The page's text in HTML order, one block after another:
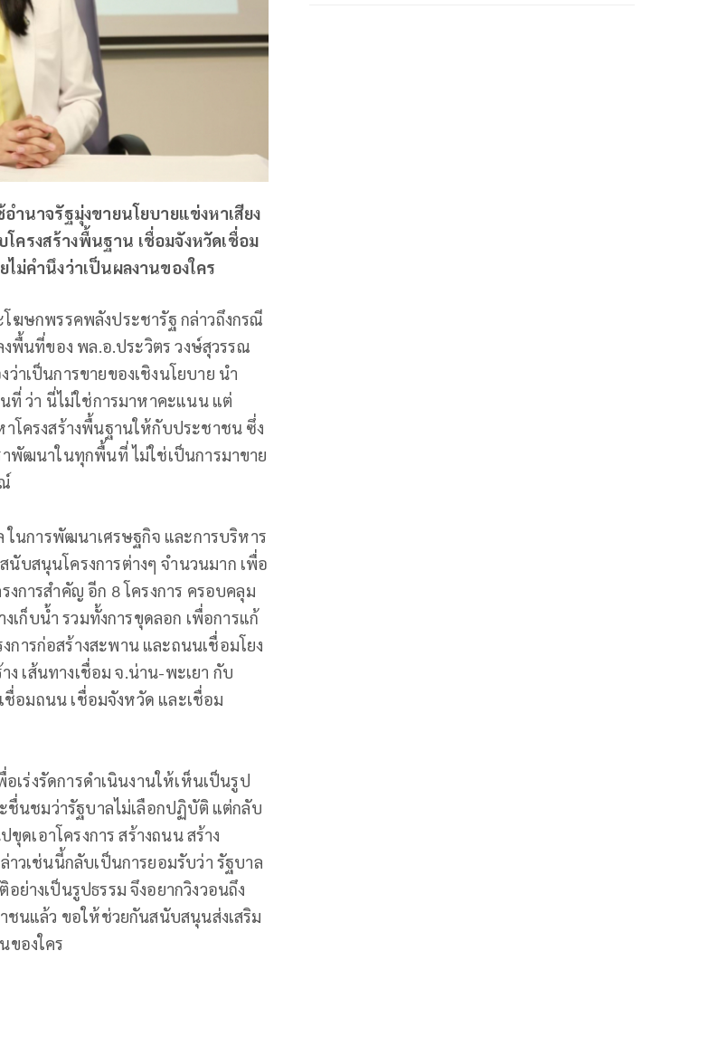
ำนาจรัฐมุ่งขายนโยบายแข่งหาเสียง
ครงสร้างพื้นฐาน เชื่อมจังหวัดเชื่อม
ม่คำนึงว่าเป็นผลงานของใคร
ฆษกพรรคพลังประชารัฐ กล่าวถึงกรณี
พื้นที่ของ พล.อ.ประวิตร วงษ์สุวรรณ
เป็นการขายของเชิงนโยบาย นำ
ที่ ว่า​ นี่ไม่ใช่การมาหาคะแนน แต่
โครงสร้างพื้นฐานให้กับประชาชน ซึ่ง
พัฒนาในทุกพื้นที่ ไม่ใช่เป็นการมาขาย
นการพัฒนาเศรษฐกิจ และการบริหาร
บสนุนโครงการต่างๆ จำนวนมาก เพื่อ
การสำคัญ อีก 8 โครงการ ครอบคลุม
เก็บน้ำ รวมทั้งการขุดลอก เพื่อการแก้
ารก่อสร้างสะพาน และถนนเชื่อมโยง
ง เส้นทางเชื่อม จ.น่าน-พะเยา กับ
ชื่อมถนน เชื่อมจังหวัด และเชื่อม
เร่งรัดการดำเนินงานให้เห็นเป็นรูป
ชื่นชมว่ารัฐบาลไม่เลือกปฏิบัติ แต่กลับ
ดเอาโครงการ สร้างถนน สร้าง
วเช่นนี้กลับเป็นการยอมรับว่า รัฐบาล
ย่างเป็นรูปธรรม จึงอยากวิงวอนถึง
ชนแล้ว ขอให้ช่วยกันสนับสนุนส่งเสริม
ของใคร